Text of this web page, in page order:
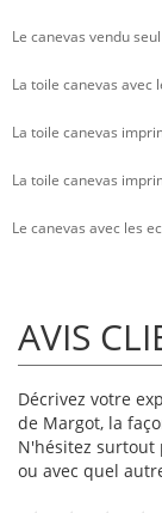
Le canevas vendu seul
La toile canevas avec
La toile canevas
La toile canevas
Le canevas avec les
AVIS
Décrivez votre
de Margot, la
N'hésitez surtout
ou avec quel